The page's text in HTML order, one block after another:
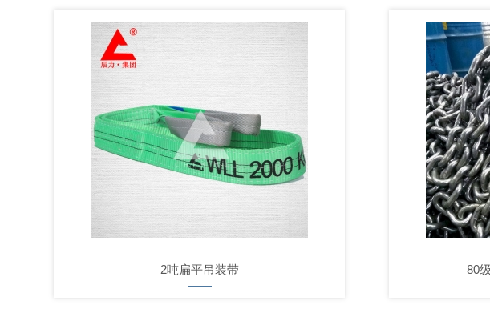
​2吨扁平吊装带 80